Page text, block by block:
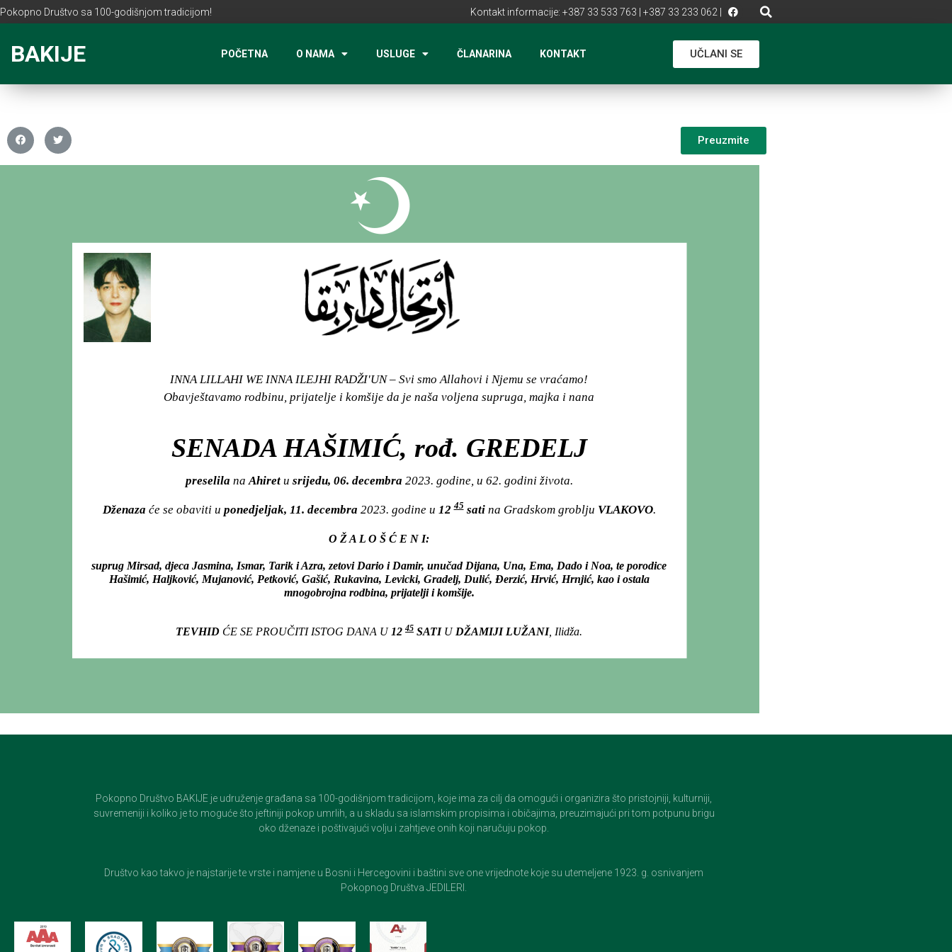
Pokopno Društvo sa 100-godišnjom tradicijom! Kontakt informacije: +387 33 533 763 | +387 33 233 062 |
BAKIJE POČETNA O NAMA USLUGE ČLANARINA KONTAKT UČLANI SE
Preuzmite
INNA LILLAHI WE INNA ILEJHI RADŽI'UN – Svi smo Allahovi i Njemu se vraćamo!
Obavještavamo rodbinu, prijatelje i komšije da je naša voljena supruga, majka i nana
SENADA HAŠIMIĆ, rođ. GREDELJ
preselila naAhiret u srijedu, 06. decembra 2023. godine, u 62. godini života.
Dženaza će se obaviti u ponedjeljak, 11. decembra 2023. godine u 1245sati na Gradskom groblju VLAKOVO.
O Ž A L O Š Ć E N I:
suprug Mirsad, djeca Jasmina, Ismar, Tarik i Azra, zetovi Dario i Damir, unučad Dijana, Una, Ema, Dado i Noa, te porodice
Hašimić, Haljković, Mujanović, Petković, Gašić, Rukavina, Levicki, Gradelj, Dulić, Đerzić, Hrvić, Hrnjić, kao i ostala
mnogobrojna rodbina, prijatelji i komšije.
TEVHID ĆE SE PROUČITI ISTOG DANA U 12 45 SATIU DŽAMIJI LUŽANI, Ilidža.
Pokopno Društvo BAKIJE je udruženje građana sa 100-godišnjom tradicijom, koje ima za cilj da omogući i organizira što pristojniji, kulturniji,
suvremeniji i koliko je to moguće što jeftiniji pokop umrlih, a u skladu sa islamskim propisima i običajima, preuzimajući pri tom potpunu brigu
oko dženaze i poštivajući volju i zahtjeve onih koji naručuju pokop.
Društvo kao takvo je najstarije te vrste i namjene u Bosni i Hercegovini i baštini sve one vrijednote koje su utemeljene 1923. g. osnivanjem
Pokopnog Društva JEDILERI.